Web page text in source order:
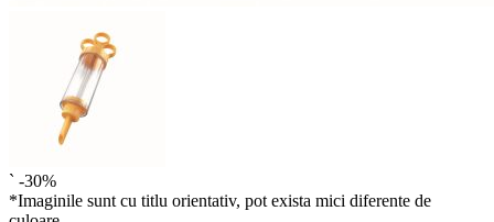
` -30%
*Imaginile sunt cu titlu orientativ, pot exista mici diferente de